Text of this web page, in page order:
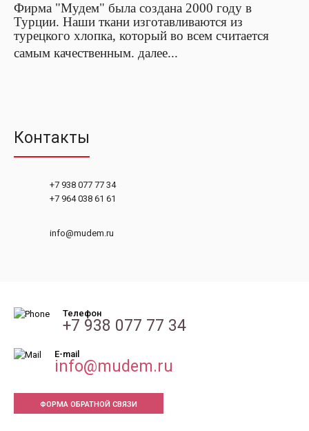
Фирма "Мудем" была создана 2000 году в
Турции. Наши ткани изготавливаются из
турецкого хлопка, который во всем считается
самым качественным. далее...
Контакты
+7 938 077 77 34
+7 964 038 61 61
info@mudem.ru
Телефон
+7 938 077 77 34
E-mail
info@mudem.ru
ФОРМА ОБРАТНОЙ СВЯЗИ